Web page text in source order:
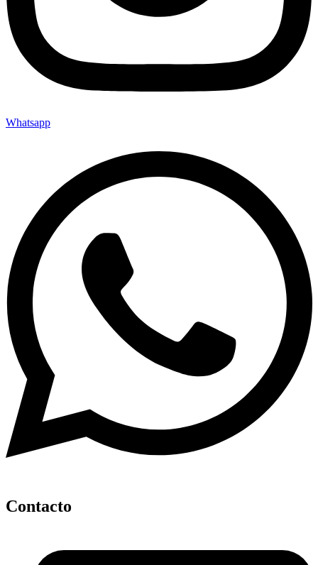
Whatsapp
Contacto